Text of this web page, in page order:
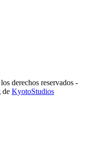
derechos reservados -
de KyotoStudios